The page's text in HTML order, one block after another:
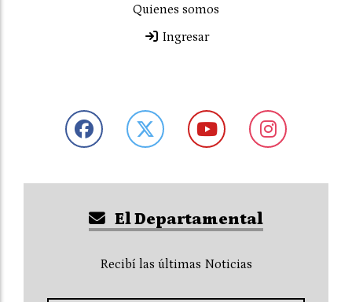
Quienes somos
Ingresar
El Departamental
Recibí las últimas Noticias